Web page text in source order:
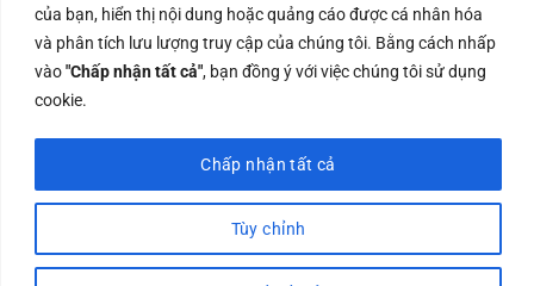
của bạn, hiển thị nội dung hoặc quảng cáo được cá nhân hóa
và phân tích lưu lượng truy cập của chúng tôi. Bằng cách nhấp
vào"Chấp nhận tất cả", bạn đồng ý với việc chúng tôi sử dụng
cookie.
Tùy chỉnh
Chấp nhận tất cả
Công ty TNHH Nam Bình Xương - Số ĐKKD: 0108783483
cấp ngày 14/06/2019 bởi Sở Kế Hoạch và Đầu Tư Tp. Hà
Nội
Copyrights @2023 Nam Binh Xuong. All Rights Reserved